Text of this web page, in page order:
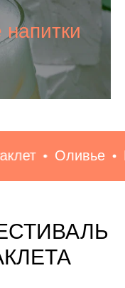
напитки
Новый